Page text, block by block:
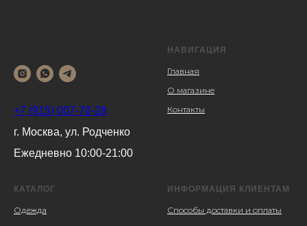
+7 (915) 007-78-28
г. Москва, ул. Родченко
Ежедневно 10:00-21:00
НАВИГАЦИЯ
Главная
О магазине
Контакты
КАТАЛОГ
Одежда
ИНФОРМАЦИЯ КЛИЕНТАМ
Способы доставки и оплаты